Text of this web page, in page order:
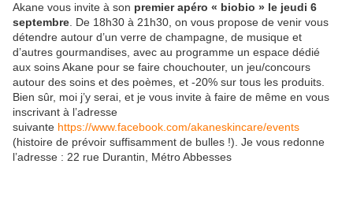
Akane vous invite à son premier apéro « biobio » le jeudi 6
septembre . De 18h30 à 21h30, on vous propose de venir vous
détendre autour d’un verre de champagne, de musique et
d’autres gourmandises, avec au programme un espace dédié
aux soins Akane pour se faire chouchouter, un jeu/concours
autour des soins et des poèmes, et -20% sur tous les produits.
Bien sûr, moi j’y serai, et je vous invite à faire de même en vous
inscrivant à l’adresse
suivante https://www.facebook.com/akaneskincare/events
(histoire de prévoir suffisamment de bulles !). Je vous redonne
l’adresse : 22 rue Durantin, Métro Abbesses